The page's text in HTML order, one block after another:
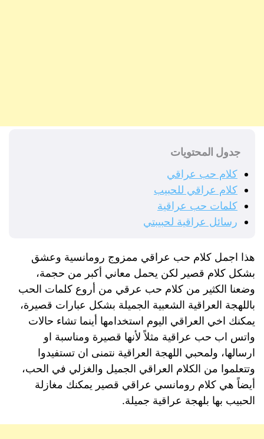
جدول المحتويات
كلام حب عراقي
كلام عراقي للحبيب
كلمات حب عراقية
رسائل عراقية لحبيبتي
هذا اجمل كلام حب عراقي ممزوج رومانسية وعشق
بشكل كلام قصير لكن يحمل معاني أكبر من حجمة،
وضعنا الكثير من كلام حب عرقي من أروع كلمات الحب
باللهجة العراقية الشعبية الجميلة بشكل عبارات قصيرة،
يمكنك اخي العراقي اليوم استخدامها أينما تشاء حالات
واتس اب حب عراقية مثلاً لأنها قصيرة ومناسبة او
ارسالها، ولمحبي اللهجة العراقية نتمنى ان تستفيدوا
وتتعلموا من الكلام العراقي الجميل والغزلي في الحب،
أيضاً هي كلام رومانسي عراقي قصير يمكنك مغازلة
الحبيب بها بلهجة عراقية جميلة.